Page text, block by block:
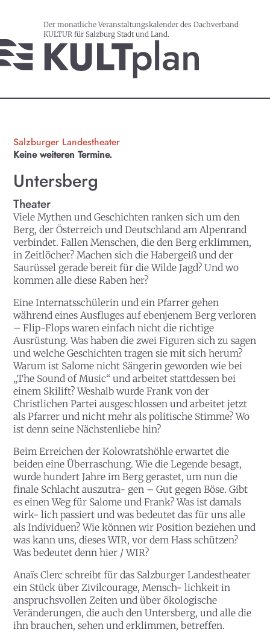
Der monatliche Veranstaltungskalender des Dachverband
KULTUR für Salzburg Stadt und Land.
Salzburger Landestheater
Keine weiteren Termine.
Untersberg
Theater
Viele Mythen und Geschichten ranken sich um den
Berg, der Österreich und Deutschland am Alpenrand
verbindet. Fallen Menschen, die den Berg erklimmen,
in Zeitlöcher? Machen sich die Habergeiß und der
Saurüssel gerade bereit für die Wilde Jagd? Und wo
kommen alle diese Raben her?
Eine Internatsschülerin und ein Pfarrer gehen
während eines Ausfluges auf ebenjenem Berg verloren
– Flip-Flops waren einfach nicht die richtige
Ausrüstung. Was haben die zwei Figuren sich zu sagen
und welche Geschichten tragen sie mit sich herum?
Warum ist Salome nicht Sängerin geworden wie bei
„The Sound of Music“ und arbeitet stattdessen bei
einem Skilift? Weshalb wurde Frank von der
Christlichen Partei ausgeschlossen und arbeitet jetzt
als Pfarrer und nicht mehr als politische Stimme? Wo
ist denn seine Nächstenliebe hin?
Beim Erreichen der Kolowratshöhle erwartet die
beiden eine Überraschung. Wie die Legende besagt,
wurde hundert Jahre im Berg gerastet, um nun die
finale Schlacht auszutra- gen – Gut gegen Böse. Gibt
es einen Weg für Salome und Frank? Was ist damals
wirk- lich passiert und was bedeutet das für uns alle
als Individuen? Wie können wir Position beziehen und
was kann uns, dieses WIR, vor dem Hass schützen?
Was bedeutet denn hier / WIR?
Anaïs Clerc schreibt für das Salzburger Landestheater
ein Stück über Zivilcourage, Mensch- lichkeit in
anspruchsvollen Zeiten und über ökologische
Veränderungen, die auch den Untersberg, und alle die
ihn brauchen, sehen und erklimmen, betreffen.